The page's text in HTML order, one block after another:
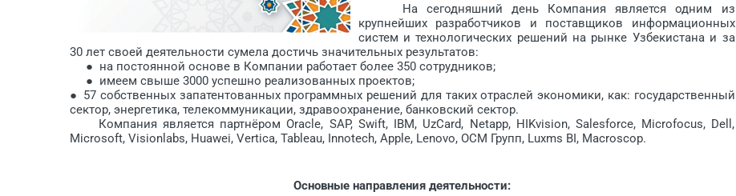
На сегодняшний день Компания является одним из
крупнейших разработчиков и поставщиков информационных
систем и технологических решений на рынке Узбекистана и за
30 лет своей деятельности сумела достичь значительных результатов:
● на постоянной основе в Компании работает более 350 сотрудников;
● имеем свыше 3000 успешно реализованных проектов;
● 57 собственных запатентованных программных решений для таких отраслей экономики, как: государственный
сектор, энергетика, телекоммуникации, здравоохранение, банковский сектор.
Компания является партнёром Oracle, SAP, Swift, IBM, UzCard, Netapp, HIKvision, Salesforce, Microfocus, Dell,
Microsoft, Visionlabs, Huawei, Vertica, Tableau, Innotech, Apple, Lenovo, ОСМ Групп, Luxms BI, Macroscop.
Основные направления деятельности: